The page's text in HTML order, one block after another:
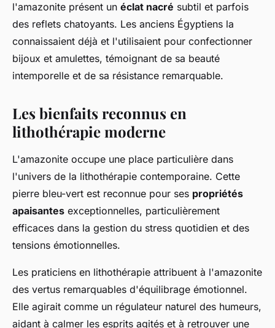
l'amazonite présent un éclat nacré subtil et parfois
des reflets chatoyants. Les anciens Égyptiens la
connaissaient déjà et l'utilisaient pour confectionner
bijoux et amulettes, témoignant de sa beauté
intemporelle et de sa résistance remarquable.
Les bienfaits reconnus en
lithothérapie moderne
L'amazonite occupe une place particulière dans
l'univers de la lithothérapie contemporaine. Cette
pierre bleu-vert est reconnue pour ses propriétés
apaisantes exceptionnelles, particulièrement
efficaces dans la gestion du stress quotidien et des
tensions émotionnelles.
Les praticiens en lithothérapie attribuent à l'amazonite
des vertus remarquables d'équilibrage émotionnel.
Elle agirait comme un régulateur naturel des humeurs,
aidant à calmer les esprits agités et à retrouver une